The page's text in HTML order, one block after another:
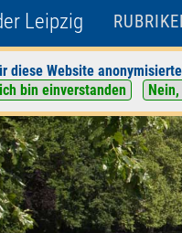
Leipzig
diese Website
bin einverstanden